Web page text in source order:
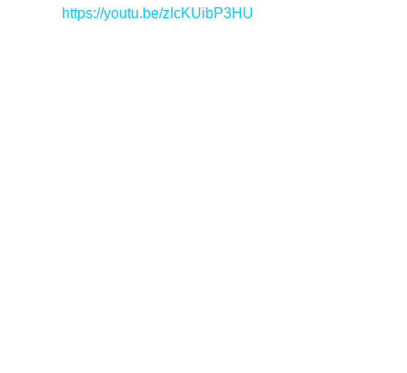
https://youtu.be/zIcKUibP3HU